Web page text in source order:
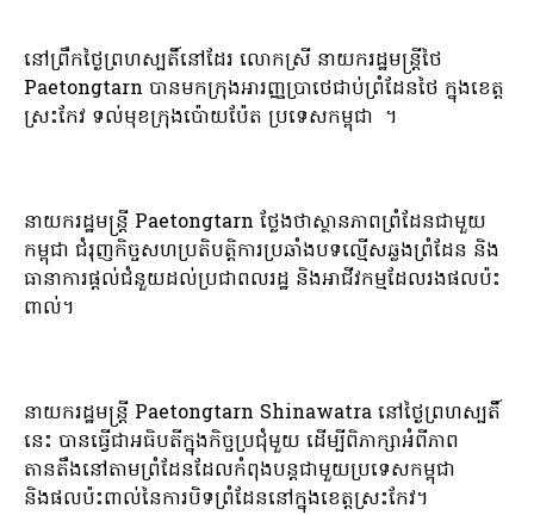
នៅព្រឹកថ្ងៃព្រហស្បតិ៍នៅដែរ លោកស្រី នាយករដ្ឋមន្ត្រីថៃ
Paetongtarn បានមកក្រុងអារញ្ញប្រាថេជាប់ព្រំដែនថៃ ក្នុងខេត្ត
ស្រះកែវ ទល់មុខក្រុងប៉ោយប៉ែត ប្រទេសកម្ពុជា ។
នាយករដ្ឋមន្ត្រី Paetongtarn ថ្លែងថាស្ថានភាពព្រំដែនជាមួយ
កម្ពុជា ជំរុញកិច្ចសហប្រតិបត្តិការប្រឆាំងបទល្មើសឆ្លងព្រំដែន និង
ធានាការផ្តល់ជំនួយដល់ប្រជាពលរដ្ឋ និងអាជីវកម្មដែលរងផលប៉ះ
ពាល់។
នាយករដ្ឋមន្ត្រី Paetongtarn Shinawatra នៅថ្ងៃព្រហស្បតិ៍
នេះ បានធ្វើជាអធិបតីក្នុងកិច្ចប្រជុំមួយ ដើម្បីពិភាក្សាអំពីភាព
តានតឹងនៅតាមព្រំដែនដែលកំពុងបន្តជាមួយប្រទេសកម្ពុជា
និងផលប៉ះពាល់នៃការបិទព្រំដែននៅក្នុងខេត្តស្រះកែវ។